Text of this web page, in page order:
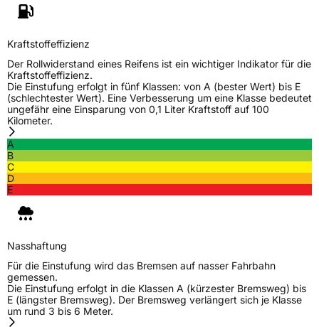
Kraftstoffeffizienz
Der Rollwiderstand eines Reifens ist ein wichtiger Indikator für die
Kraftstoffeffizienz.
Die Einstufung erfolgt in fünf Klassen: von A (bester Wert) bis E
(schlechtester Wert). Eine Verbesserung um eine Klasse bedeutet
ungefähr eine Einsparung von 0,1 Liter Kraftstoff auf 100
Kilometer.
A
B
C
D
E
Nasshaftung
Für die Einstufung wird das Bremsen auf nasser Fahrbahn
gemessen.
Die Einstufung erfolgt in die Klassen A (kürzester Bremsweg) bis
E (längster Bremsweg). Der Bremsweg verlängert sich je Klasse
um rund 3 bis 6 Meter.